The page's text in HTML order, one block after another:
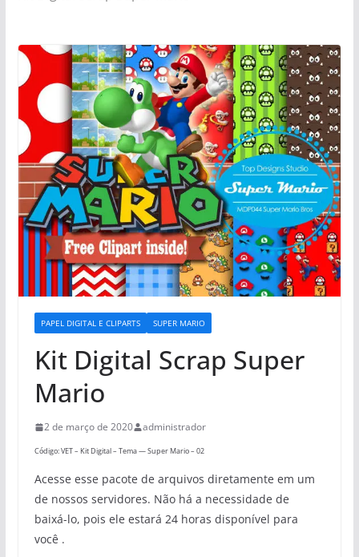
PAPEL DIGITAL E CLIPARTS SUPER MARIO
Kit Digital Scrap Super
Mario
2 de março de 2020 administrador
Código: VET – Kit Digital – Tema — Super Mario – 02
Acesse esse pacote de arquivos diretamente em um
de nossos servidores. Não há a necessidade de
baixá-lo, pois ele estará 24 horas disponível para
você .